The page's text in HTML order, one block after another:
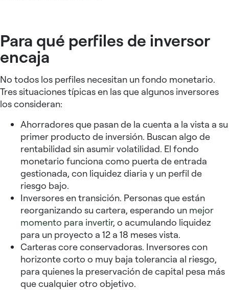
Para qué perfiles de inversor
encaja
No todos los perfiles necesitan un fondo monetario.
Tres situaciones típicas en las que algunos inversores
los consideran:
Ahorradores que pasan de la cuenta a la vista a su
primer producto de inversión. Buscan algo de
rentabilidad sin asumir volatilidad. El fondo
monetario funciona como puerta de entrada
gestionada, con liquidez diaria y un perfil de
riesgo bajo.
Inversores en transición. Personas que están
reorganizando su cartera, esperando un mejor
momento para invertir, o acumulando liquidez
para un proyecto a 12 a 18 meses vista.
Carteras core conservadoras. Inversores con
horizonte corto o muy baja tolerancia al riesgo,
para quienes la preservación de capital pesa más
que cualquier otro objetivo.